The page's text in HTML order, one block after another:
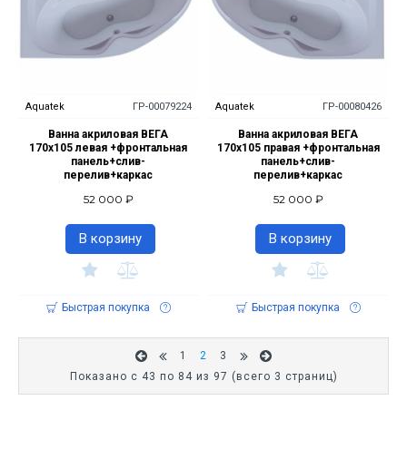
Aquatek ГР-00079224
Ванна акриловая ВЕГА
170x105 левая +фронтальная
панель+слив-
перелив+каркас
52 000 ₽
В корзину
Быстрая покупка
Aquatek ГР-00080426
Ванна акриловая ВЕГА
170х105 правая +фронтальная
панель+слив-
перелив+каркас
52 000 ₽
В корзину
Быстрая покупка
1 2
3
Показано с 43 по 84 из 97 (всего 3 страниц)